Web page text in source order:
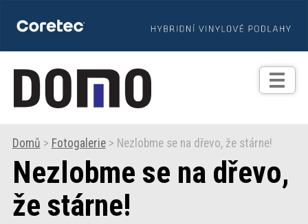
TIPY
Zprávy
Praxe
Fotogalerie
Domů > Fotogalerie> Nezlobme se na dřevo, že stárne!
Nezlobme se na dřevo,
že stárne!